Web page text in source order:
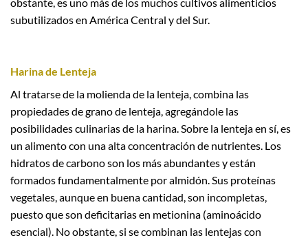
subutilizados en América Central y del Sur.
Harina de Lenteja
Al tratarse de la molienda de la lenteja, combina las
propiedades de grano de lenteja, agregándole las
posibilidades culinarias de la harina. Sobre la lenteja en sí, es
un alimento con una alta concentración de nutrientes. Los
hidratos de carbono son los más abundantes y están
formados fundamentalmente por almidón. Sus proteínas
vegetales, aunque en buena cantidad, son incompletas,
puesto que son deficitarias en metionina (aminoácido
esencial). No obstante, si se combinan las lentejas con